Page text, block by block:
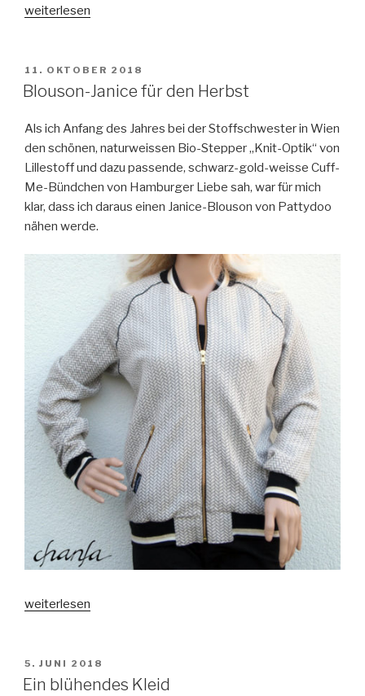
„Hey,
;-)“
weiterlesen
VERÖFFENTLICHT
AM
11. OKTOBER 2018
Blouson-Janice für den Herbst
Als ich Anfang des Jahres bei der Stoffschwester in Wien
den schönen, naturweissen Bio-Stepper „Knit-Optik“ von
Lillestoff und dazu passende, schwarz-gold-weisse Cuff-
Me-Bündchen von Hamburger Liebe sah, war für mich
klar, dass ich daraus einen Janice-Blouson von Pattydoo
nähen werde.
„Blouson-
den
Herbst“
weiterlesen
VERÖFFENTLICHT
AM
5. JUNI 2018
Ein blühendes Kleid